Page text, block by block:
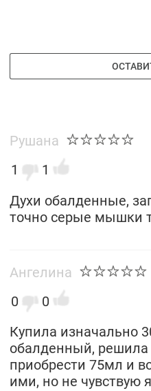
Рушана
1
1
Духи обалденные,
точно серые мышки
Ангелина
0
0
Купила изначально
обалденный, решила
приобрести 75мл и
ими, но не чувствую